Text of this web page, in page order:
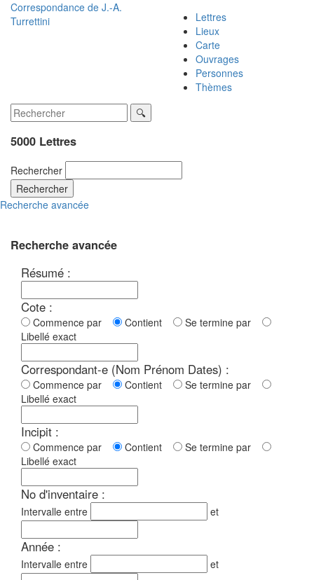
Correspondance de J.-A.
Turrettini
Lettres
Lieux
Carte
Ouvrages
Personnes
Thèmes
5000 Lettres
Rechercher
Rechercher
Recherche avancée
Recherche avancée
Résumé :
Cote :
Commence par Contient
Se termine par
Libellé exact
Correspondant-e (Nom Prénom Dates) :
Commence par Contient
Se termine par
Libellé exact
Incipit :
Commence par Contient
Se termine par
Libellé exact
No d'inventaire :
Intervalle entre et
Année :
Intervalle entre et